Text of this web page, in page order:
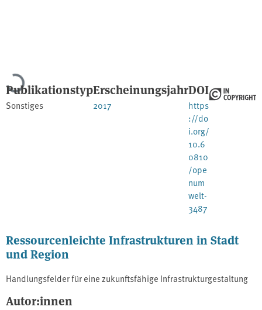
Lade...
Publikationstyp
Sonstiges
Erscheinungsjahr
2017
DOI
https
://do
i.org/
10.6
0810
/ope
num
welt-
3487
Ressourcenleichte Infrastrukturen in Stadt
und Region
Handlungsfelder für eine zukunftsfähige Infrastrukturgestaltung
Autor:innen